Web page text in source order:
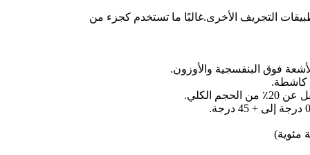
التجريف الأخرى.غالبًا ما تستخدم كجزء من